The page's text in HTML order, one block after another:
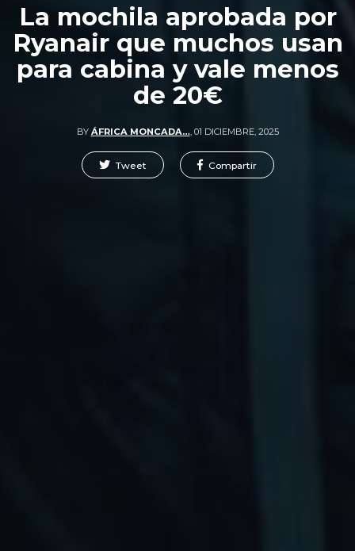
La mochila aprobada por
Ryanair que muchos usan
para cabina y vale menos
de 20€
BY ÁFRICA MONCADA…, 01 DICIEMBRE, 2025
Tweet Compartir